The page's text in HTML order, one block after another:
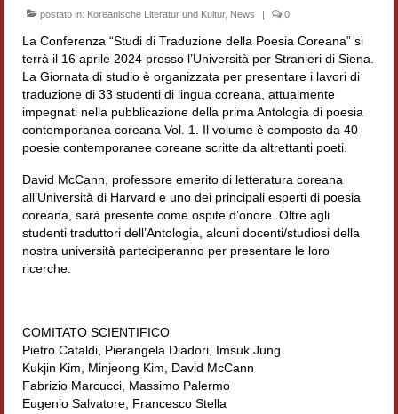
Koreanische Literatur und Kultur
Hagiographica Coreana
Cultura medioevale
Scrittori Latini dell’Europa Medievale
Epistolografia
Comparatistica
Lexicon
ALIM
postato in: Koreanische Literatur und Kultur, News | 0
La Conferenza “Studi di Traduzione della Poesia Coreana” si
terrà il 16 aprile 2024 presso l’Università per Stranieri di Siena.
La Giornata di studio è organizzata per presentare i lavori di
traduzione di 33 studenti di lingua coreana, attualmente
impegnati nella pubblicazione della prima Antologia di poesia
contemporanea coreana Vol. 1. Il volume è composto da 40
poesie contemporanee coreane scritte da altrettanti poeti.
David McCann, professore emerito di letteratura coreana
all’Università di Harvard e uno dei principali esperti di poesia
coreana, sarà presente come ospite d’onore. Oltre agli
studenti traduttori dell’Antologia, alcuni docenti/studiosi della
nostra università parteciperanno per presentare le loro
ricerche.
COMITATO SCIENTIFICO
Pietro Cataldi, Pierangela Diadori, Imsuk Jung
Kukjin Kim, Minjeong Kim, David McCann
Fabrizio Marcucci, Massimo Palermo
Eugenio Salvatore, Francesco Stella